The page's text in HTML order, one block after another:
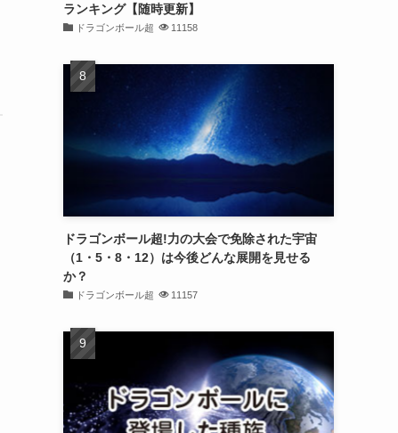
ランキング【随時更新】
ドラゴンボール超 11158
ドラゴンボール超!力の大会で免除された宇宙
（1・5・8・12）は今後どんな展開を見せる
か？
ドラゴンボール超 11157